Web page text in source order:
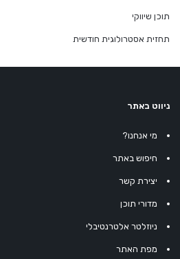
תוכן שיווקי
תחזית אסטרולוגית חודשית
ניווט באתר
מי אנחנו?
חיפוש באתר
יצירת קשר
מדורי תוכן
ניוזלטר אלטרנטיבלי
מפת האתר